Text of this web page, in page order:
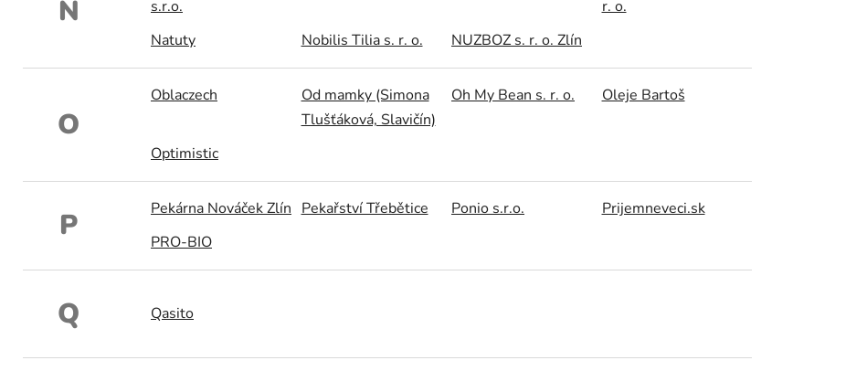
N
s.r.o.
r. o.
Natuty
Nobilis Tilia s. r. o. NUZBOZ s. r. o. Zlín
O
Oblaczech
Od mamky (Simona
Tlušťáková, Slavičín)
Oh My Bean s. r. o. Oleje Bartoš
Optimistic
P Pekárna Nováček Zlín Pekařství Třebětice Ponio s.r.o.
Prijemneveci.sk
PRO-BIO
Q Qasito